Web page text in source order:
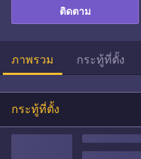
ติดตาม
ภาพรวม กระทู้ที่ตั้ง
กระทู้ที่ตั้ง